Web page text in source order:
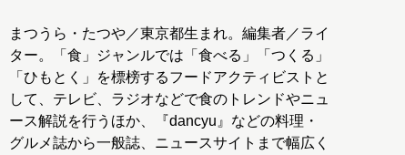
まつうら・たつや／東京都生まれ。編集者／ライ
ター。「食」ジャンルでは「食べる」「つくる」
「ひもとく」を標榜するフードアクティビストと
して、テレビ、ラジオなどで食のトレンドやニュ
ース解説を行うほか、『dancyu』などの料理・
グルメ誌から一般誌、ニュースサイトまで幅広く